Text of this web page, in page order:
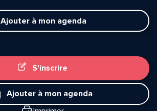
Ajouter à mon agenda
S'inscrire
Ajouter à mon agenda